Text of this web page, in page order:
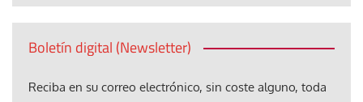
Boletín digital (Newsletter)
Reciba en su correo electrónico, sin coste alguno, toda